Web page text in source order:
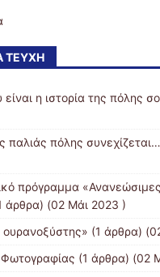
ΤΕΎΧΗ
είναι η ιστορία της πόλης
παλιάς πόλης
πρόγραμμα
άρθρα) (02 Μάι 2023 )
(1 άρθρα)
(1 άρθρα) (02